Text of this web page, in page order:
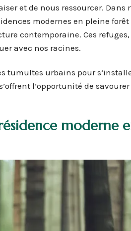
et de nous ressourcer.
modernes en pleine
contemporaine. Ces
avec nos racines.
tumultes urbains pour
l’opportunité de
moderne